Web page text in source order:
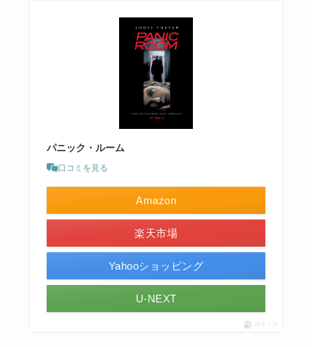
パニック・ルーム
口コミを見る
Amazon
楽天市場
Yahooショッピング
U-NEXT
ポチップ